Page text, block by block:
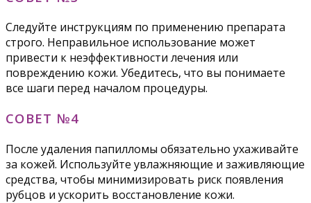
Следуйте инструкциям по применению препарата
строго. Неправильное использование может
привести к неэффективности лечения или
повреждению кожи. Убедитесь, что вы понимаете
все шаги перед началом процедуры.
СОВЕТ №4
После удаления папилломы обязательно ухаживайте
за кожей. Используйте увлажняющие и заживляющие
средства, чтобы минимизировать риск появления
рубцов и ускорить восстановление кожи.